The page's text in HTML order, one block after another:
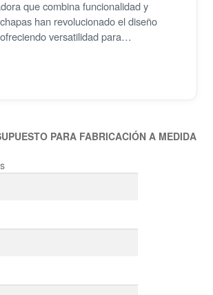
que combina funcionalidad y
han revolucionado el diseño
versatilidad para…
PARA FABRICACIÓN A MEDIDA